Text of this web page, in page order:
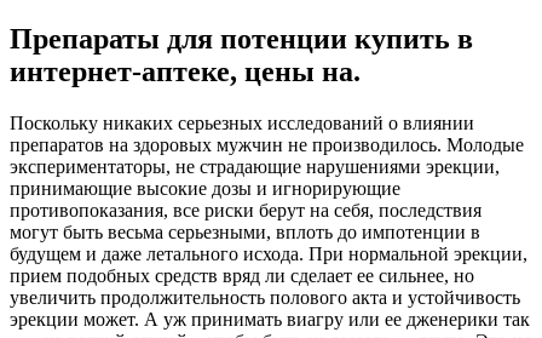
Препараты для потенции купить в
интернет-аптеке, цены на.
Поскольку никаких серьезных исследований о влиянии
препаратов на здоровых мужчин не производилось. Молодые
экспериментаторы, не страдающие нарушениями эрекции,
принимающие высокие дозы и игнорирующие
противопоказания, все риски берут на себя, последствия
могут быть весьма серьезными, вплоть до импотенции в
будущем и даже летального исхода. При нормальной эрекции,
прием подобных средств вряд ли сделает ее сильнее, но
увеличить продолжительность полового акта и устойчивость
эрекции может. А уж принимать виагру или ее дженерики так